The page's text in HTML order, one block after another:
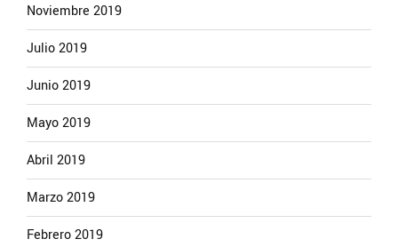
Noviembre 2019
Julio 2019
Junio 2019
Mayo 2019
Abril 2019
Marzo 2019
Febrero 2019